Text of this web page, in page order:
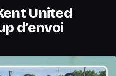
United
d’envoi